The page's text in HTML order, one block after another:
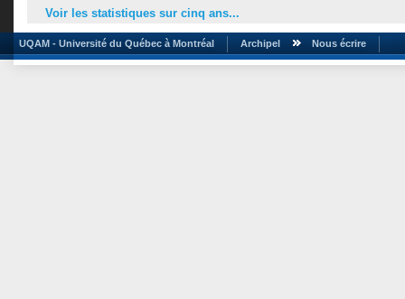
Voir les statistiques sur cinq ans...
UQAM - Université du Québec à Montréal Archipel Nous écrire